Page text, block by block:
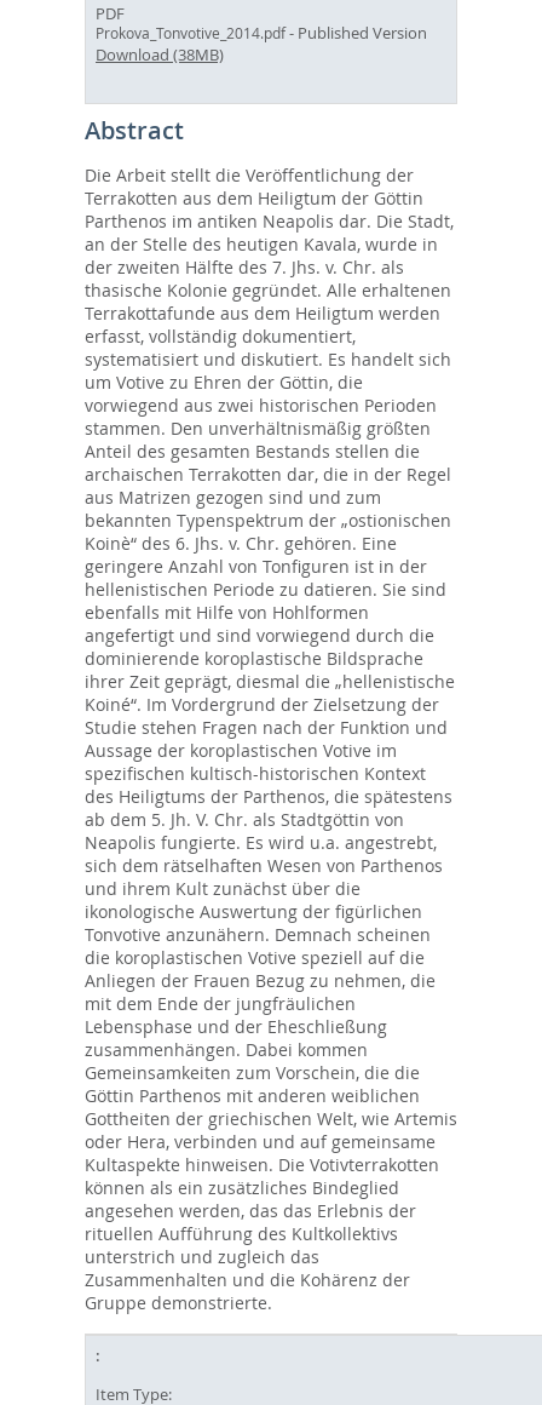
PDF
Prokova_Tonvotive_2014.pdf- Published Version
Download (38MB)
Abstract
Die Arbeit stellt die Veröffentlichung der
Terrakotten aus dem Heiligtum der Göttin
Parthenos im antiken Neapolis dar. Die Stadt,
an der Stelle des heutigen Kavala, wurde in
der zweiten Hälfte des 7. Jhs. v. Chr. als
thasische Kolonie gegründet. Alle erhaltenen
Terrakottafunde aus dem Heiligtum werden
erfasst, vollständig dokumentiert,
systematisiert und diskutiert. Es handelt sich
um Votive zu Ehren der Göttin, die
vorwiegend aus zwei historischen Perioden
stammen. Den unverhältnismäßig größten
Anteil des gesamten Bestands stellen die
archaischen Terrakotten dar, die in der Regel
aus Matrizen gezogen sind und zum
bekannten Typenspektrum der „ostionischen
Koinè“ des 6. Jhs. v. Chr. gehören. Eine
geringere Anzahl von Tonfiguren ist in der
hellenistischen Periode zu datieren. Sie sind
ebenfalls mit Hilfe von Hohlformen
angefertigt und sind vorwiegend durch die
dominierende koroplastische Bildsprache
ihrer Zeit geprägt, diesmal die „hellenistische
Koiné“. Im Vordergrund der Zielsetzung der
Studie stehen Fragen nach der Funktion und
Aussage der koroplastischen Votive im
spezifischen kultisch-historischen Kontext
des Heiligtums der Parthenos, die spätestens
ab dem 5. Jh. V. Chr. als Stadtgöttin von
Neapolis fungierte. Es wird u.a. angestrebt,
sich dem rätselhaften Wesen von Parthenos
und ihrem Kult zunächst über die
ikonologische Auswertung der figürlichen
Tonvotive anzunähern. Demnach scheinen
die koroplastischen Votive speziell auf die
Anliegen der Frauen Bezug zu nehmen, die
mit dem Ende der jungfräulichen
Lebensphase und der Eheschließung
zusammenhängen. Dabei kommen
Gemeinsamkeiten zum Vorschein, die die
Göttin Parthenos mit anderen weiblichen
Gottheiten der griechischen Welt, wie Artemis
oder Hera, verbinden und auf gemeinsame
Kultaspekte hinweisen. Die Votivterrakotten
können als ein zusätzliches Bindeglied
angesehen werden, das das Erlebnis der
rituellen Aufführung des Kultkollektivs
unterstrich und zugleich das
Zusammenhalten und die Kohärenz der
Gruppe demonstrierte.
Item Type: